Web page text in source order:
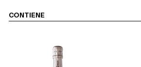
CONTIENE